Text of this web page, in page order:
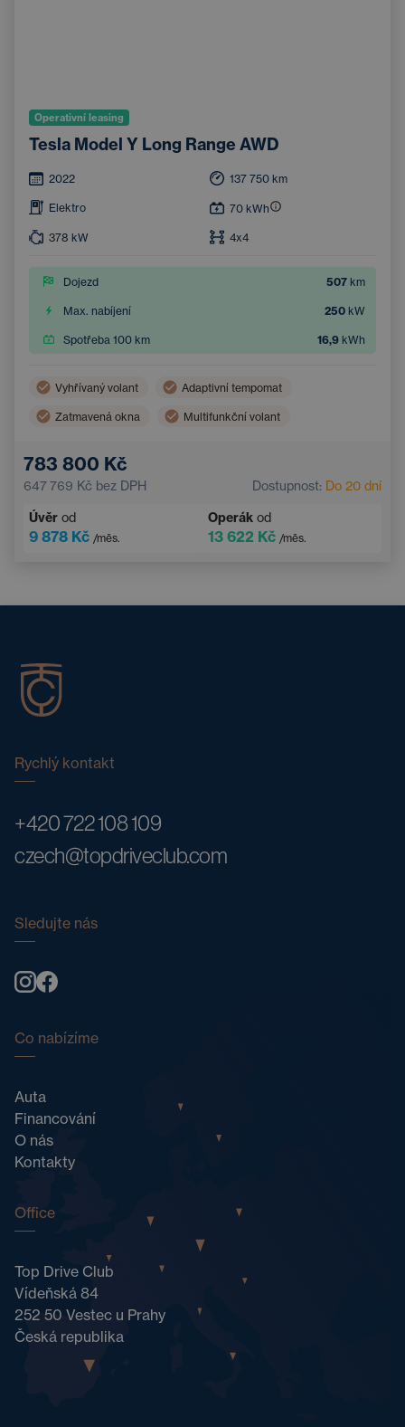
Operativní leasing
Tesla Model Y Long Range AWD
2022 137 750 km
Elektro 70 kWh
378 kW 4x4
Dojezd 507 km
Max. nabíjení 250 kW
Spotřeba 100 km 16,9 kWh
Vyhřívaný volant Adaptivní tempomat
Zatmavená okna Multifunkční volant
Elektrické ovládání kufru
783 800 Kč
647 769 Kč bez DPH Dostupnost: Do 20 dní
Úvěr od
9 878 Kč /měs.
Operák od
13 622 Kč /měs.
Rychlý kontakt
+420 722 108 109
czech@topdriveclub.com
Sledujte nás
Co nabízíme
Auta
Financování
O nás
Kontakty
Office
Top Drive Club
Vídeňská 84
252 50 Vestec u Prahy
Česká republika